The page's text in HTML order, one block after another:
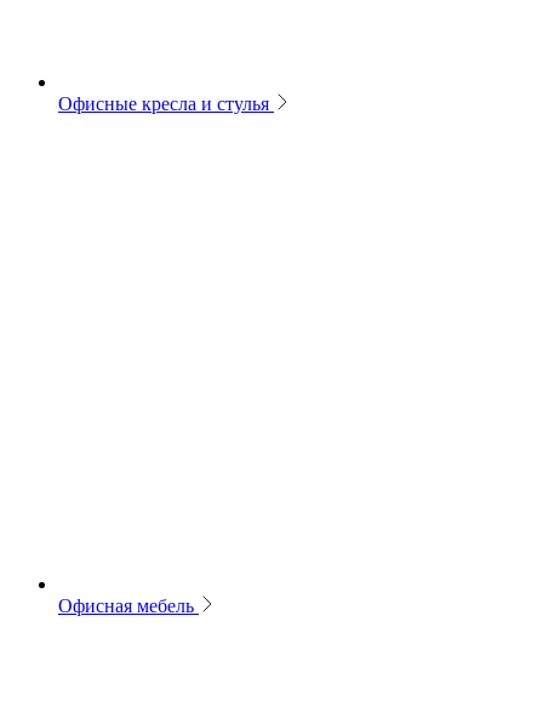
Офисные кресла и стулья
Офисная мебель